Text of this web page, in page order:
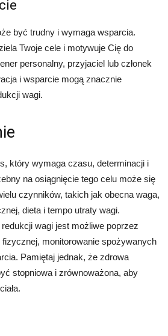
być trudny i wymaga wsparcia.
Twoje cele i motywuje Cię do
personalny, przyjaciel lub członek
i wsparcie mogą znacznie
wagi.
który wymaga czasu, determinacji i
na osiągnięcie tego celu może się
czynników, takich jak obecna waga,
dieta i tempo utraty wagi.
wagi jest możliwe poprzez
monitorowanie spożywanych
Pamiętaj jednak, że zdrowa
stopniowa i zrównoważona, aby